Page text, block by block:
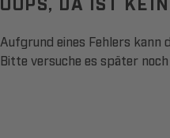
Aufgrund eines Fehlers kann
Bitte versuche es später noch